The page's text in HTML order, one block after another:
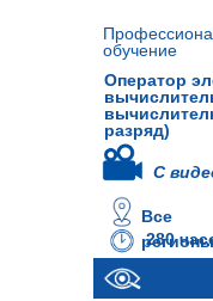
Оператор
разряд)
Все
регионы
обучение
280
С